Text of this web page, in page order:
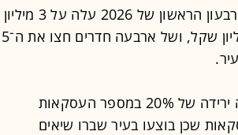
מחיר ממוצע של דירות שני חדרים שנרכשו ברבעון הראשון של 2026 עלה על 3 מיליון
שקל, של שלושה חדרים הגיעו כמעט ל־4 מיליון שקל, ושל ארבעה חדרים חצו את ה־5
כיצד נרשמו השיאים הללו? מצד אחד נרשמה ירידה של 20% במספר העסקאות
שכן בוצעו בעיר שברו שיאים